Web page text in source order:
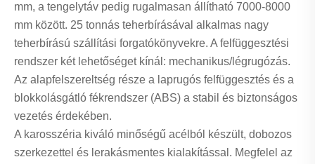
mm, a tengelytáv pedig rugalmasan állítható 7000-8000
mm között. 25 tonnás teherbírásával alkalmas nagy
teherbírású szállítási forgatókönyvekre. A felfüggesztési
rendszer két lehetőséget kínál: mechanikus/légrugózás.
Az alapfelszereltség része a laprugós felfüggesztés és a
blokkolásgátló fékrendszer (ABS) a stabil és biztonságos
vezetés érdekében.
A karosszéria kiváló minőségű acélból készült, dobozos
szerkezettel és lerakásmentes kialakítással. Megfelel az